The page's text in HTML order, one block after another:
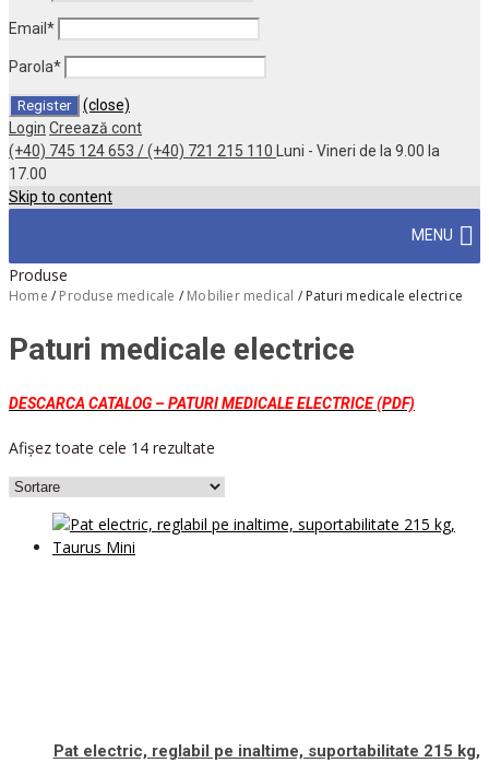
Email *
Parola*
(close)
Login Creează cont
(+40) 745 124 653 / (+40) 721 215 110
Luni - Vineri de la 9.00 la
17.00
Skip to content
MENU
Produse
Home / Produse medicale / Mobilier medical / Paturi medicale electrice
Paturi medicale electrice
DESCARCA CATALOG – PATURI MEDICALE ELECTRICE (PDF)
Afișez toate cele 14 rezultate
Pat electric, reglabil pe inaltime, suportabilitate 215 kg,